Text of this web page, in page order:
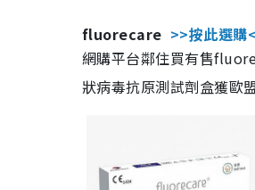
fluorecare >>按此選購
網購平台鄰住買有售
狀病毒抗原測試劑盒獲歐